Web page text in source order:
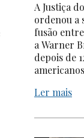
A Justiça
ordenou a
fusão
a Warner
depois de
Ler mais